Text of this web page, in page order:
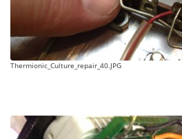
Thermionic_Culture_repair_40.JPG